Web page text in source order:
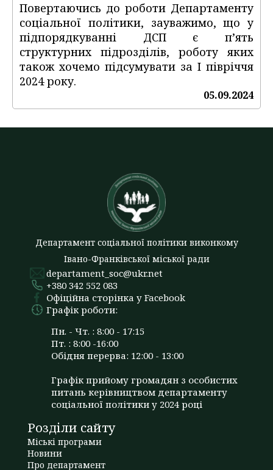
Повертаючись до роботи Департаменту
соціальної політики, зауважимо, що у
підпорядкуванні ДСП є п’ять
структурних підрозділів, роботу яких
також хочемо підсумувати за І півріччя
2024 року.
05.09.2024
Департамент соціальної політики виконкому
Івано-Франківської міської ради
departament_soc@ukr.net
+380 342 552 083
Офіційна сторінка у Facebook
Графік роботи:
Пн. - Чт. : 8:00 - 17:15
Пт. : 8:00 -16:00
Обідня перерва: 12:00 - 13:00
Графік прийому громадян з особистих
питань керівництвом департаменту
соціальної політики у 2024 році
Розділи сайту
Міські програми
Новини
Про департамент